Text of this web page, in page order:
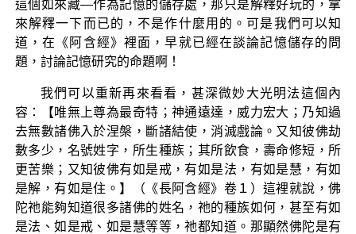
這個如來藏—作為記憶的儲存處，那只是解釋好玩的，拿
來解釋一下而已的，不是作什麼用的。可是我們可以知
道，在《阿含經》裡面，早就已經在談論記憶儲存的問
題，討論記憶研究的命題啊！
我們可以重新再來看看，甚深微妙大光明法這個內
容：【唯無上尊為最奇特；神通遠達，威力宏大；乃知過
去無數諸佛入於涅槃，斷諸結使，消滅戲論。又知彼佛劫
數多少，名號姓字，所生種族；其所飲食，壽命修短，所
更苦樂；又知彼佛有如是戒，有如是法，有如是慧，有如
是解，有如是住。】（《長阿含經》卷１）這裡就說，佛
陀祂能夠知道很多諸佛的姓名，祂的種族如何，甚至有如
是法、如是戒、如是慧等等，祂都知道。那顯然佛陀是有